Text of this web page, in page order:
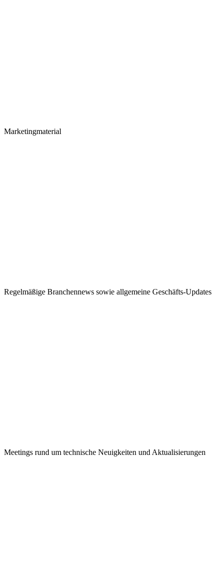
Marketingmaterial
Regelmäßige Branchennews sowie allgemeine Geschäfts-Updates
Meetings rund um technische Neuigkeiten und Aktualisierungen